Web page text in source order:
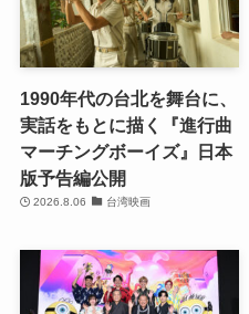
1990年代の台北を舞台に、
実話をもとに描く『進行曲
マーチングボーイズ』日本
版予告編公開
2026.8.06 台湾映画